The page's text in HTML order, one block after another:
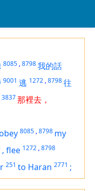
8085 ,8798我的話
9001 逃 1272 ,8798往
3837那裡去，
8085 ,8798 my
, flee 1272 ,8798
251 to Haran 2771 ;